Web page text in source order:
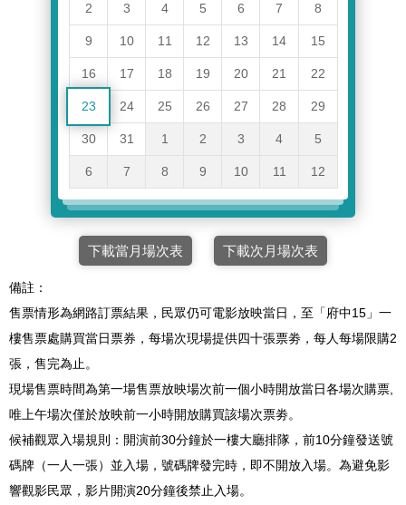
2 3 4 5 6 7 8
9 10 11 12 13 14 15
16 17 18 19 20 21 22
23 24 25 26 27 28 29
30 31 1 2 3 4 5
6 7 8 9 10 11 12
下載當月場次表 下載次月場次表
備註：
售票情形為網路訂票結果，民眾仍可電影放映當日，至「府中15」一
樓售票處購買當日票券，每場次現場提供四十張票劵，每人每場限購2
張，售完為止。
現場售票時間為第一場售票放映場次前一個小時開放當日各場次購票,
唯上午場次僅於放映前一小時開放購買該場次票劵。
候補觀眾入場規則：開演前30分鐘於一樓大廳排隊，前10分鐘發送號
碼牌（一人一張）並入場，號碼牌發完時，即不開放入場。為避免影
響觀影民眾，影片開演20分鐘後禁止入場。